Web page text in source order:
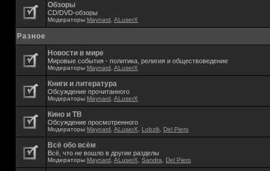
Обзоры
CD/DVD-обзоры
Модераторы Maynard ALuserX
Разное
Новости в мире
Мировые события - политика, религия и обществоведение
Модераторы Maynard ALuserX
Книги и литература
Обсуждение прочитанного
Модераторы Maynard ALuserX
Кино и ТВ
Обсуждение просмотренного
Модераторы Maynard ALuserX Lobzik Del Piero
Всё обо всём
Всё, что не вошло в другие разделы
Модераторы Maynard ALuserX Sandra Del Piero